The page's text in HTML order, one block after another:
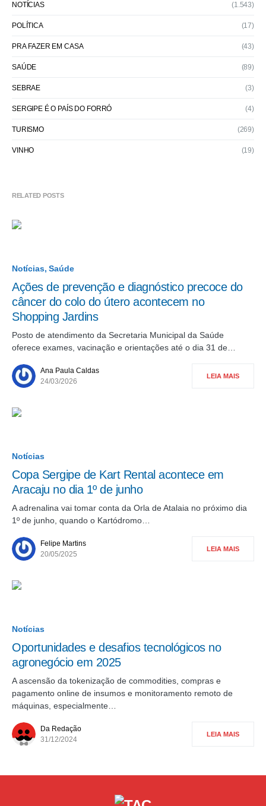
NOTÍCIAS (1.543)
POLÍTICA (17)
PRA FAZER EM CASA (43)
SAÚDE (89)
SEBRAE (3)
SERGIPE É O PAÍS DO FORRÓ (4)
TURISMO (269)
VINHO (19)
RELATED POSTS
Notícias Saúde
Ações de prevenção e diagnóstico precoce do
câncer do colo do útero acontecem no
Shopping Jardins
Posto de atendimento da Secretaria Municipal da Saúde
oferece exames, vacinação e orientações até o dia 31 de…
Ana Paula Caldas
24/03/2026
LEIA MAIS
Notícias
Copa Sergipe de Kart Rental acontece em
Aracaju no dia 1º de junho
A adrenalina vai tomar conta da Orla de Atalaia no próximo dia
1º de junho, quando o Kartódromo…
Felipe Martins
20/05/2025
LEIA MAIS
Notícias
Oportunidades e desafios tecnológicos no
agronegócio em 2025
A ascensão da tokenização de commodities, compras e
pagamento online de insumos e monitoramento remoto de
máquinas, especialmente…
Da Redação
31/12/2024
LEIA MAIS